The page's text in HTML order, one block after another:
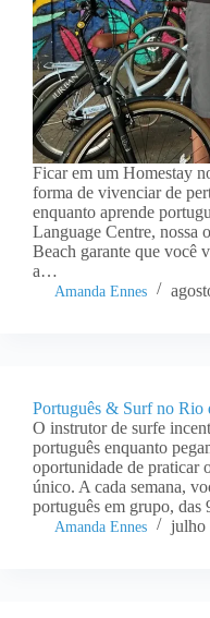
Ficar em um Homestay
forma de vivenciar de
enquanto aprende
Language Centre, nossa
Beach garante que você
a…
Amanda Ennes
Português & Surf no Rio
O instrutor de surfe
português enquanto
oportunidade de praticar
único. A cada semana,
português em grupo,
Amanda Ennes julho